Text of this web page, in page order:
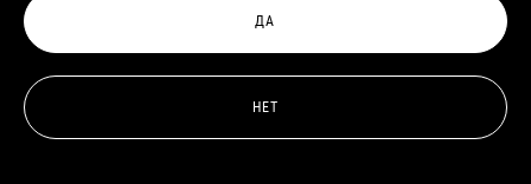
ДА
НЕТ